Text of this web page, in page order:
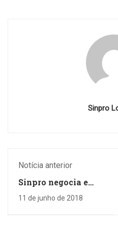
Sinpro
Notícia anterior
Sinpro negocia e
deve regularizar
11 de junho de 2018